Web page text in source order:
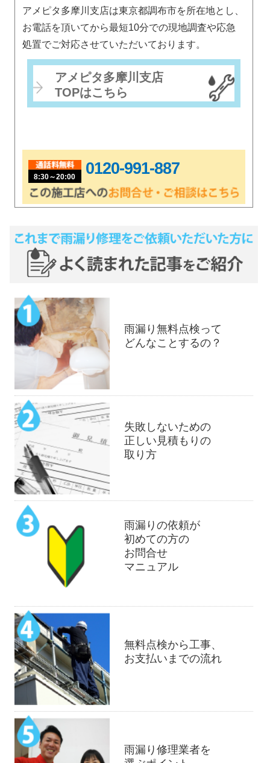
アメピタ多摩川支店は東京都調布市を所在地とし、
お電話を頂いてから最短10分での現地調査や応急
処置でご対応させていただいております。
アメピタ多摩川支店
TOPはこちら
8:30～20:00 0120-991-887
雨漏り無料点検って
どんなことするの？
失敗しないための
正しい見積もりの
取り方
雨漏りの依頼が
初めての方の
お問合せ
マニュアル
無料点検から工事、
お支払いまでの流れ
雨漏り修理業者を